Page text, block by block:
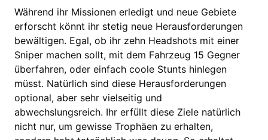
Während ihr Missionen erledigt und neue Gebiete
erforscht könnt ihr stetig neue Herausforderungen
bewältigen. Egal, ob ihr zehn Headshots mit einer
Sniper machen sollt, mit dem Fahrzeug 15 Gegner
überfahren, oder einfach coole Stunts hinlegen
müsst. Natürlich sind diese Herausforderungen
optional, aber sehr vielseitig und
abwechslungsreich. Ihr erfüllt diese Ziele natürlich
nicht nur, um gewisse Trophäen zu erhalten,